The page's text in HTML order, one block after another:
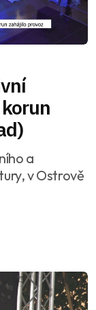
a
v Ostrově